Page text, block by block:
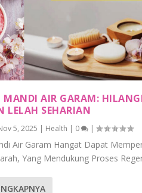
AIR GARAM:
LELAH SEHARIAN
5, 2025 | Health | 0 |
Air Garam Hangat Dapat
Yang Mendukung Proses